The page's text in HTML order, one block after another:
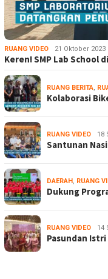
RUANG VIDEO 21 Oktober 2023
Keren! SMP Lab School
RUANG BERITA,
Kolaborasi
RUANG VIDEO 18
Santunan
DAERAH, RUANG
Dukung
RUANG VIDEO 14
Pasundan